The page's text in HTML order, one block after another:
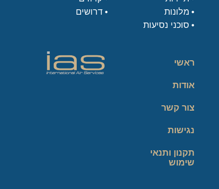
מלונות
סוכני נסיעות
דרושים
ראשי
אודות
צור קשר
נגישות
תקנון ותנאי
שימוש